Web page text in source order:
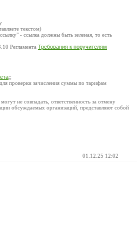
текстом)
- ссылка должны быть зеленая, то есть
Регламента Требования к поручителям
;;
проверки зачисления суммы по тарифам
не совпадать, ответственность за отмену
обсуждаемых организаций, представляют собой
01.12.25 12:02